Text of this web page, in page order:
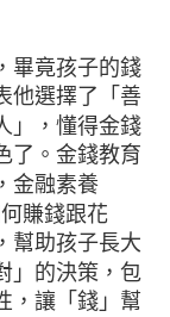
畢竟孩子的錢
他選擇了「善
」，懂得金錢
了。金錢教育
金融素養
賺錢跟花
幫助孩子長大
」的決策，包
，讓「錢」幫